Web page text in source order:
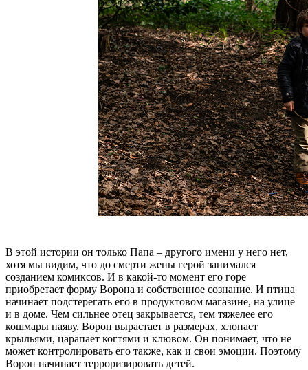
В этой истории он только Папа – другого имени у него нет,
хотя мы видим, что до смерти жены герой занимался
созданием комиксов. И в какой-то момент его горе
приобретает форму Ворона и собственное сознание. И птица
начинает подстерегать его в продуктовом магазине, на улице
и в доме. Чем сильнее отец закрывается, тем тяжелее его
кошмары наяву. Ворон вырастает в размерах, хлопает
крыльями, царапает когтями и клювом. Он понимает, что не
может контролировать его также, как и свои эмоции. Поэтому
Ворон начинает терроризировать детей.